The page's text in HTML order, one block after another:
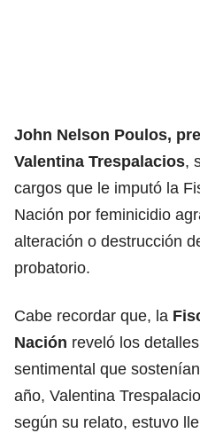
John Nelson Poulos,
Valentina Trespalacios,
cargos que le imputó la
Nación por feminicidio
alteración o destrucción
probatorio.
Cabe recordar que, la
Nación reveló los
sentimental que
año, Valentina
según su relato, estuvo